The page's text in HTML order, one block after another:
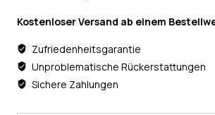
Kostenloser Versand ab einem
Zufriedenheitsgarantie
Unproblematische Rückerstattungen
Sichere Zahlungen